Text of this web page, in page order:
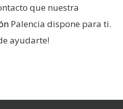
que nuestra
Palencia dispone para ti.
ayudarte!